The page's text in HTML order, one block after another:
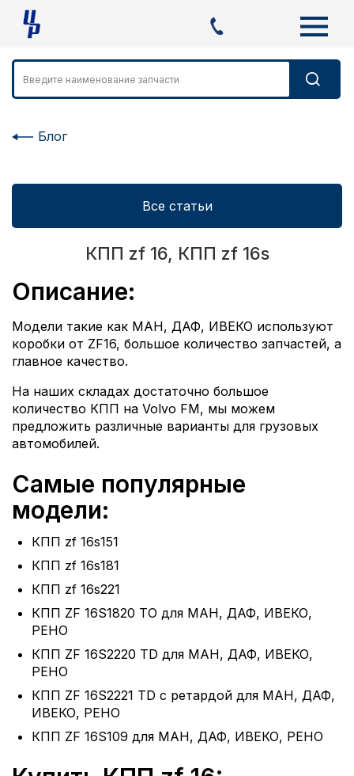
Блог
Все статьи
КПП zf 16, КПП zf 16s
Описание:
Модели такие как МАН, ДАФ, ИВЕКО используют
коробки от ZF16, большое количество запчастей, а
главное качество.
На наших складах достаточно большое
количество КПП на Volvo FM, мы можем
предложить различные варианты для грузовых
автомобилей.
Самые популярные
модели:
КПП zf 16s151
КПП zf 16s181
КПП zf 16s221
КПП ZF 16S1820 TO для МАН, ДАФ, ИВЕКО,
РЕНО
КПП ZF 16S2220 TD для МАН, ДАФ, ИВЕКО,
РЕНО
КПП ZF 16S2221 TD с ретардой для МАН, ДАФ,
ИВЕКО, РЕНО
КПП ZF 16S109 для МАН, ДАФ, ИВЕКО, РЕНО